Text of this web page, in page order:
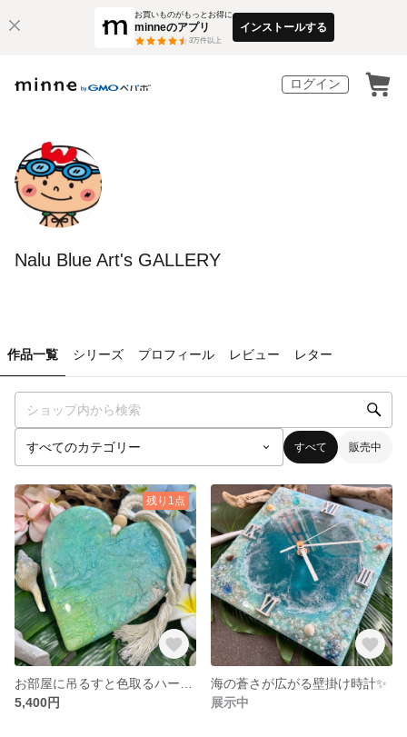
お買いものがもっとお得に
minneのアプリ
3万件以上
インストールする
ログイン
Nalu Blue Art's GALLERY
作品一覧 シリーズ プロフィール レビュー レター
すべて 販売中
残り1点
5,400円
海の蒼さが広がる壁掛け時計✨
展示中